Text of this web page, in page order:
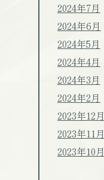
2024年7月
2024年6月
2024年5月
2024年4月
2024年3月
2024年2月
2023年12月
2023年11月
2023年10月